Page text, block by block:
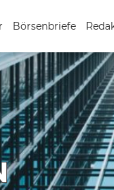
Börsenbriefe